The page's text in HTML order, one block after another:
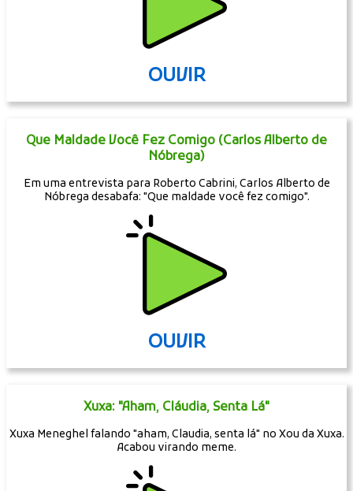
OUVIR
Que Maldade Você Fez Comigo (Carlos Alberto de
Nóbrega)
Em uma entrevista para Roberto Cabrini, Carlos Alberto de
Nóbrega desabafa: "Que maldade você fez comigo".
OUVIR
Xuxa: "Aham, Cláudia, Senta Lá"
Xuxa Meneghel falando "aham, Claudia, senta lá" no Xou da Xuxa.
Acabou virando meme.